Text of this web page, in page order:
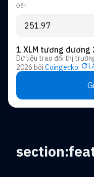
Đến
1 XLM tương đương
Dữ liệu trao đổi thị
2026 bởi Coingecko